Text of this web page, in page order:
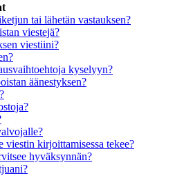
tai lähetän vastauksen?
viestejä?
viestiini?
kyselyyn?
äänestyksen?
viestin kirjoittamisessa tekee?
hyväksynnän?